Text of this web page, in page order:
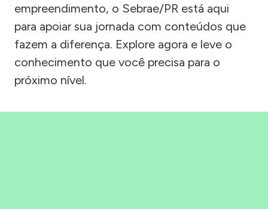
empreendimento, o Sebrae/PR está aqui
para apoiar sua jornada com conteúdos que
fazem a diferença. Explore agora e leve o
conhecimento que você precisa para o
próximo nível.